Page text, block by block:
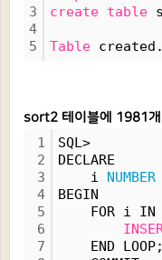
3
4
5
create table
Table created.
sort2 테이블에 1981
1
2
3
4
5
6
7
SQL>
DECLARE
i NUMBER
BEGIN
FOR i IN
END LOOP;